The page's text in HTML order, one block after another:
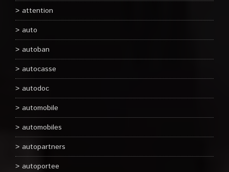
attention
auto
autoban
autocasse
autodoc
automobile
automobiles
autopartners
autoportee